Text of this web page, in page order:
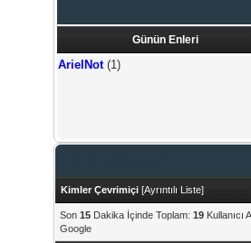
Günün Enleri
ArielNot(1)
Kimler Çevrimiçi [Ayrıntılı Liste]
Son 15 Dakika İçinde Toplam: 19
Google